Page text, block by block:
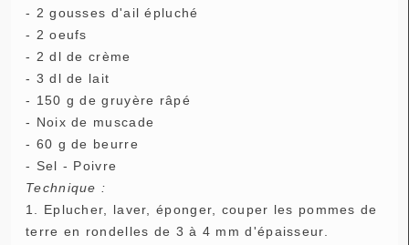
- 2 gousses d'ail épluché
- 2 oeufs
- 2 dl de crème
- 3 dl de lait
- 150 g de gruyère râpé
- Noix de muscade
- 60 g de beurre
- Sel - Poivre
Technique :
1. Eplucher, laver, éponger, couper les pommes de
terre en rondelles de 3 à 4 mm d'épaisseur.